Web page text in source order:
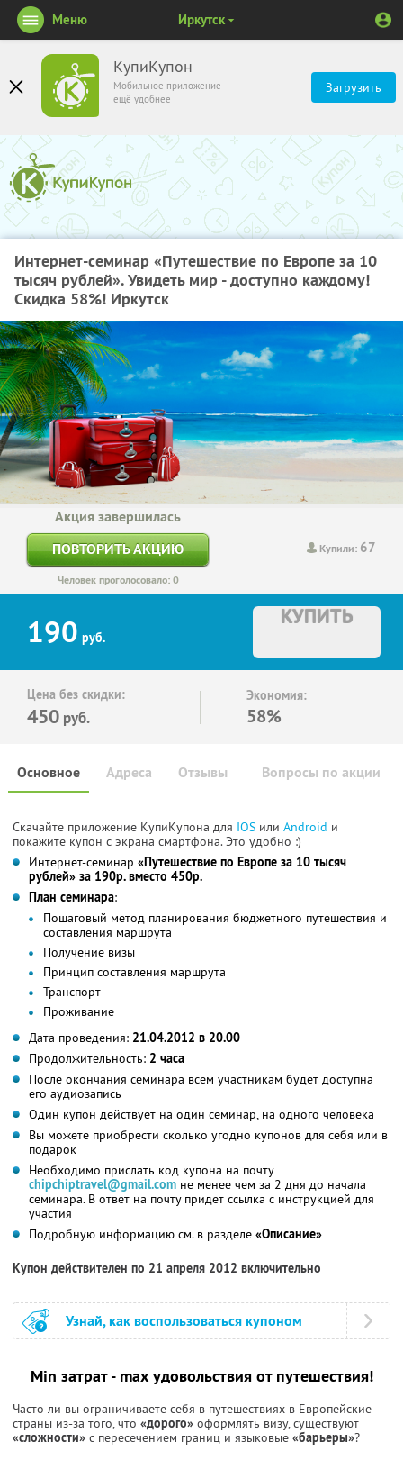
КупиКупон
Мобильное приложение
ещё удобнее
Загрузить
Меню Иркутск
Интернет-семинар «Путешествие по Европе за 10
тысяч рублей». Увидеть мир - доступно каждому!
Скидка 58%! Иркутск
Купили: 67
Акция завершилась
ПОВТОРИТЬ АКЦИЮ
Человек проголосовало: 0
190 руб.
КУПИТЬ
Цена без скидки:
450 руб.
Экономия:
58%
Основное Отзывы Вопросы по акции
Адреса
Скачайте приложение КупиКупона для IOS или Android и
покажите купон с экрана смартфона. Это удобно :)
Интернет-семинар «Путешествие по Европе за 10 тысяч
рублей» за 190р. вместо 450р.
План семинара:
Пошаговый метод планирования бюджетного путешествия и
составления маршрута
Получение визы
Принцип составления маршрута
Транспорт
Проживание
Дата проведения: 21.04.2012 в 20.00
Продолжительность: 2 часа
После окончания семинара всем участникам будет доступна
его аудиозапись
Один купон действует на один семинар, на одного человека
Вы можете приобрести сколько угодно купонов для себя или в
подарок
Необходимо прислать код купона на почту
chipchiptravel@gmail.com не менее чем за 2 дня до начала
семинара. В ответ на почту придет ссылка с инструкцией для
участия
Подробную информацию см. в разделе «Описание»
Купон действителен по 21 апреля 2012 включительно
Узнай, как воспользоваться купоном
Min затрат - maхудовольствия от путешествия!
Часто ли вы ограничиваете себя в путешествиях в Европейские
страны из-за того, что «дорого» оформлять визу, существуют
«сложности» с пересечением границ и языковые «барьеры»?